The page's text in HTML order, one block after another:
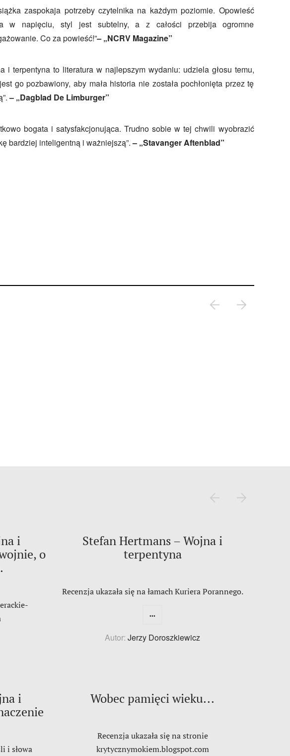
zaspokaja potrzeby czytelnika na każdym poziomie. Opowieść
w napięciu, styl jest subtelny, a z całości przebija ogromne
Co za powieść!”–„NCRV Magazine”
i terpentyna to literatura w najlepszym wydaniu: udziela głosu temu,
go pozbawiony, aby mała historia nie została pochłonięta przez tę
– „Dagblad De Limburger”
bogata i satysfakcjonująca. Trudno sobie w tej chwili wyobrazić
bardziej inteligentną i ważniejszą”.– „Stavanger Aftenblad”
i
o
Stefan Hertmans – Wojna i
terpentyna
Recenzja ukazała się na łamach Kuriera Porannego.
...
Autor: Jerzy Doroszkiewicz
i
i słowa
Wobec pamięci wieku...
Recenzja ukazała się na stronie
krytycznymokiem.blogspot.com